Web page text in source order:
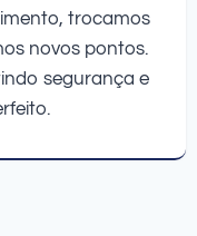
trocamos
novos pontos.
segurança e